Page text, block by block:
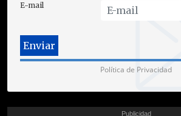
E-mail
Política de Privacidad